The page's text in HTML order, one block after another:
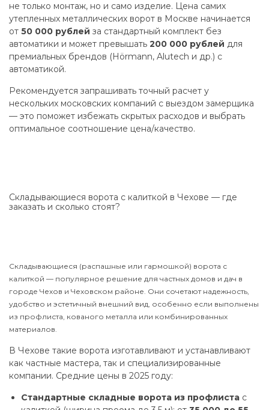
не только монтаж, но и само изделие. Цена самих
утепленных металлических ворот в Москве начинается
от 50 000 рублей за стандартный комплект без
автоматики и может превышать 200 000 рублей для
премиальных брендов (Hörmann, Alutech и др.) с
автоматикой.
Рекомендуется запрашивать точный расчет у
нескольких московских компаний с выездом замерщика
— это поможет избежать скрытых расходов и выбрать
оптимальное соотношение цена/качество.
Складывающиеся ворота с калиткой в Чехове — где
заказать и сколько стоят?
Складывающиеся (распашные или гармошкой) ворота с
калиткой — популярное решение для частных домов и дач в
городе Чехов и Чеховском районе. Они сочетают надежность,
удобство и эстетичный внешний вид, особенно если выполнены
из профлиста, кованого металла или комбинированных
материалов.
В Чехове такие ворота изготавливают и устанавливают
как частные мастера, так и специализированные
компании. Средние цены в 2025 году:
Стандартные складные ворота из профлиста с